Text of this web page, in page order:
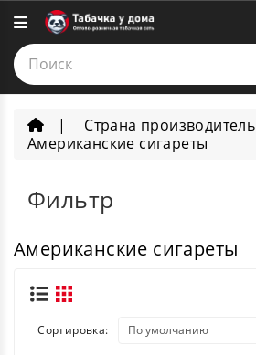
Страна производитель
Американские сигареты
Фильтр
Американские сигареты
Сортировка: